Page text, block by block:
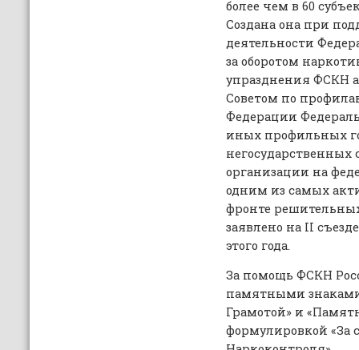
более чем в 60
Создана она при
деятельности
за оборотом
упразднения ФСКН
Советом по
Федерации
иных профильных
негосударственных
организации на
одним из самых
фронте
заявлено на II
этого года.
За помощь ФСКН
памятными
Грамотой» и
формулировкой «За